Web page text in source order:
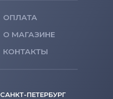
ОПЛАТА
О МАГАЗИНЕ
КОНТАКТЫ
САНКТ-ПЕТЕРБУРГ